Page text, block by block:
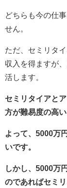
どちらも今の仕
せん。
ただ、セミリタ
収入を得ますが
活します。
セミリタイアと
方が難易度の高
よって、5000万
いです。
しかし、5000万
のであればセミ